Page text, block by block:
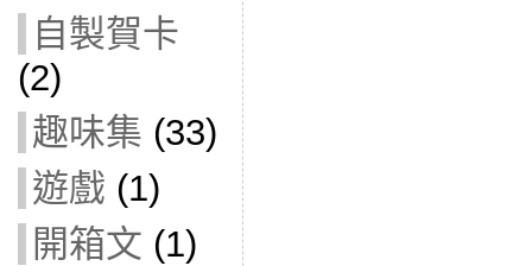
自製賀卡
(2)
趣味集 (33)
遊戲 (1)
開箱文 (1)